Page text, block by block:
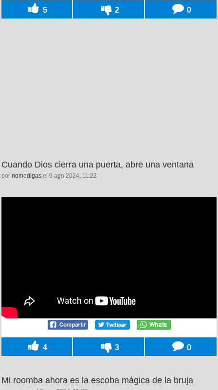
5 2 0
Cuando Dios cierra una puerta, abre una ventana
por nomedigas el 9 ago 2024, 11:22
4 3 0
Mi roomba ahora es la escoba mágica de la bruja